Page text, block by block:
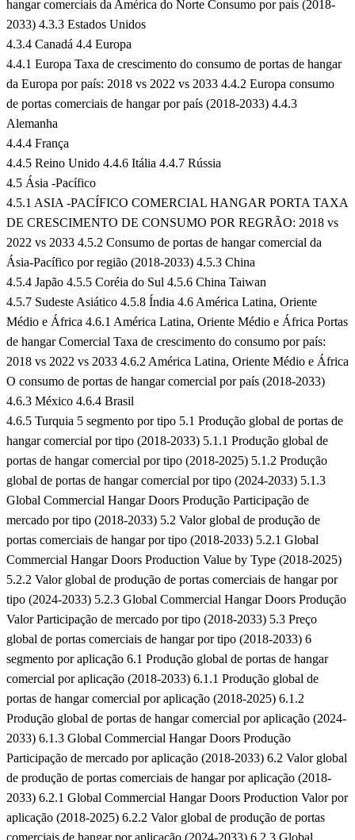
hangar comerciais da América do Norte Consumo por país (2018-
2033) 4.3.3 Estados Unidos
4.3.4 Canadá 4.4 Europa
4.4.1 Europa Taxa de crescimento do consumo de portas de hangar
da Europa por país: 2018 vs 2022 vs 2033 4.4.2 Europa consumo
de portas comerciais de hangar por país (2018-2033) 4.4.3
Alemanha
4.4.4 França
4.4.5 Reino Unido 4.4.6 Itália 4.4.7 Rússia
4.5 Ásia -Pacífico
4.5.1 ASIA -PACÍFICO COMERCIAL HANGAR PORTA TAXA
DE CRESCIMENTO DE CONSUMO POR REGRÃO: 2018 vs
2022 vs 2033 4.5.2 Consumo de portas de hangar comercial da
Ásia-Pacífico por região (2018-2033) 4.5.3 China
4.5.4 Japão 4.5.5 Coréia do Sul 4.5.6 China Taiwan
4.5.7 Sudeste Asiático 4.5.8 Índia 4.6 América Latina, Oriente
Médio e África 4.6.1 América Latina, Oriente Médio e África Portas
de hangar Comercial Taxa de crescimento do consumo por país:
2018 vs 2022 vs 2033 4.6.2 América Latina, Oriente Médio e África
O consumo de portas de hangar comercial por país (2018-2033)
4.6.3 México 4.6.4 Brasil
4.6.5 Turquia 5 segmento por tipo 5.1 Produção global de portas de
hangar comercial por tipo (2018-2033) 5.1.1 Produção global de
portas de hangar comercial por tipo (2018-2025) 5.1.2 Produção
global de portas de hangar comercial por tipo (2024-2033) 5.1.3
Global Commercial Hangar Doors Produção Participação de
mercado por tipo (2018-2033) 5.2 Valor global de produção de
portas comerciais de hangar por tipo (2018-2033) 5.2.1 Global
Commercial Hangar Doors Production Value by Type (2018-2025)
5.2.2 Valor global de produção de portas comerciais de hangar por
tipo (2024-2033) 5.2.3 Global Commercial Hangar Doors Produção
Valor Participação de mercado por tipo (2018-2033) 5.3 Preço
global de portas comerciais de hangar por tipo (2018-2033) 6
segmento por aplicação 6.1 Produção global de portas de hangar
comercial por aplicação (2018-2033) 6.1.1 Produção global de
portas de hangar comercial por aplicação (2018-2025) 6.1.2
Produção global de portas de hangar comercial por aplicação (2024-
2033) 6.1.3 Global Commercial Hangar Doors Produção
Participação de mercado por aplicação (2018-2033) 6.2 Valor global
de produção de portas comerciais de hangar por aplicação (2018-
2033) 6.2.1 Global Commercial Hangar Doors Production Valor por
aplicação (2018-2025) 6.2.2 Valor global de produção de portas